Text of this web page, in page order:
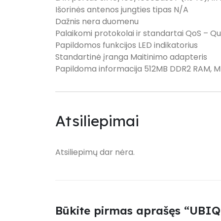
Išorinės antenos jungties tipas N/A
Dažnis nera duomenu
Palaikomi protokolai ir standartai QoS –
Papildomos funkcijos LED indikatorius
Standartinė įranga Maitinimo adapteris
Papildoma informacija 512MB DDR2 RAM,
Atsiliepimai
Atsiliepimų dar nėra.
Būkite pirmas aprašęs